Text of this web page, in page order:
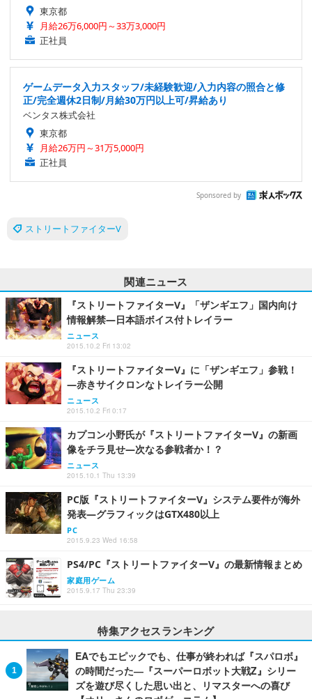
東京都
月給26万6,000円～33万3,000円
正社員
ゲームデータ入力スタッフ/未経験歓迎/入力内容の照合と修
正/完全週休2日制/月給30万円以上可/昇給あり
ベンタス株式会社
東京都
月給26万円～31万5,000円
正社員
Sponsored by
ストリートファイターV
関連ニュース
『ストリートファイターV』「ザンギエフ」国内向け
情報解禁―日本語ボイス付トレイラー
ニュース
2015.10.2 Fri 13:02
『ストリートファイターV』に「ザンギエフ」参戦！
―赤きサイクロンなトレイラー公開
ニュース
2015.10.2 Fri 0:17
カプコン小野氏が『ストリートファイターV』の新画
像をチラ見せ―次なる参戦者か！？
ニュース
2015.10.1 Thu 13:39
PC版『ストリートファイターV』システム要件が海外
発表―グラフィックはGTX480以上
PC
2015.9.23 Wed 16:58
PS4/PC『ストリートファイターV』の最新情報まとめ
家庭用ゲーム
2015.9.17 Thu 23:39
特集アクセスランキング
EAでもエピックでも、仕事が終われば『スパロボ』
の時間だった―『スーパーロボット大戦Z』シリー
ズを遊び尽くした思い出と、リマスターへの喜び